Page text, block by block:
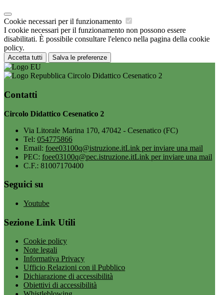
Cookie necessari per il funzionamento
I cookie necessari per il funzionamento non possono essere
disabilitati. È possibile consultare l'elenco nella pagina della cookie
policy.
Accetta tutti Salva le preferenze
Circolo Didattico Cesenatico 2
Contatti
Circolo Didattico Cesenatico 2
Via Litorale Marina 170, 47042 - Cesenatico (FC)
Tel: 054775866
Email: foee03100q@istruzione.itLink per inviare una mail
PEC: foee03100q@pec.istruzione.itLink per inviare una mail
C.F.: 81007170400
Seguici su
Youtube
Sezione Link Utili
Cookie policy
Note legali
Informativa Privacy
Ufficio Relazioni con il Pubblico
Dichiarazione di accessibilità
Obiettivi di accessibilità